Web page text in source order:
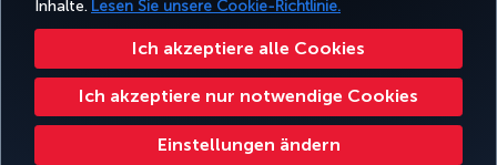
Inhalte. Lesen Sie unsere Cookie-Richtlinie.
Ich akzeptiere alle Cookies
Ich akzeptiere nur notwendige Cookies
Einstellungen ändern
Fluggastrechte Cookie-Einstellungen ändern Rechte betroffener Personen in der EU
32 0 2 620 0 849
Turkish Airlines Copyright © 1996–2025